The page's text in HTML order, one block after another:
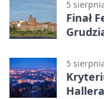
5
Finał
5